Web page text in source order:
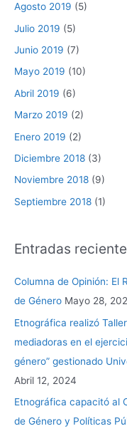
Agosto 2019 (5)
Julio 2019 (5)
Junio 2019 (7)
Mayo 2019 (10)
Abril 2019 (6)
Marzo 2019 (2)
Enero 2019 (2)
Diciembre 2018 (3)
Noviembre 2018 (9)
Septiembre 2018 (1)
Entradas
Columna de Opinión: El
de Género Mayo 28,
Etnográfica realizó
mediadoras en el
género” gestionado
Abril 12, 2024
Etnográfica capacitó al
de Género y Políticas